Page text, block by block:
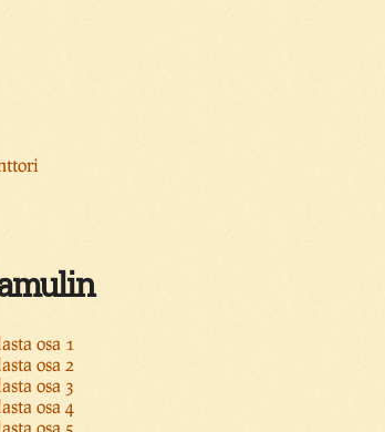
osa 1
osa 2
osa 3
osa 4
osa 5